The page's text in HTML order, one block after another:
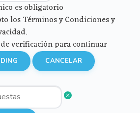
es obligatorio
los Términos y Condiciones y
verificación para continuar
CANCELAR